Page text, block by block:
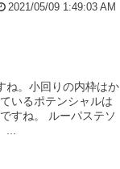
2021/05/09 1:49:03 AM
ね。小回りの内枠はか
いるポテンシャルは
すね。 ルーパステソ